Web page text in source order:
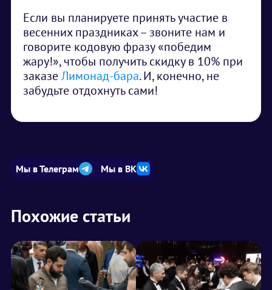
Если вы планируете принять участие в
весенних праздниках – звоните нам и
говорите кодовую фразу «победим
жару!», чтобы получить скидку в 10% при
заказеЛимонад-бара. И, конечно, не
забудьте отдохнуть сами!
Мы в Телеграм Мы в ВК
Похожие статьи